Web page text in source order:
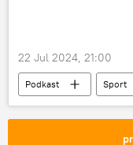
22 Jul 2024, 21:00
Podkast
Sport
Emisija „Sputnjik sport“